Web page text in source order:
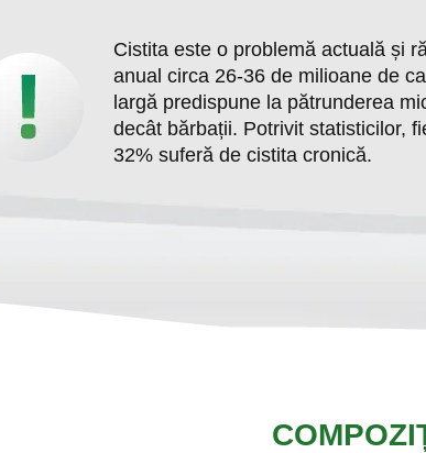
Cistita este o problemă actuală și
anual circa 26-36 de milioane de
largă predispune la pătrunderea
decât bărbații. Potrivit statisticilor,
32% suferă de cistita cronică.